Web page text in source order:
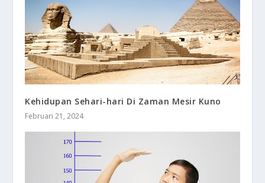
Kehidupan Sehari-hari Di Zaman Mesir Kuno
Februari 21, 2024